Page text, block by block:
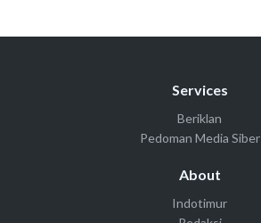
Services
Beriklan
Pedoman Media Siber
About
Indotimur